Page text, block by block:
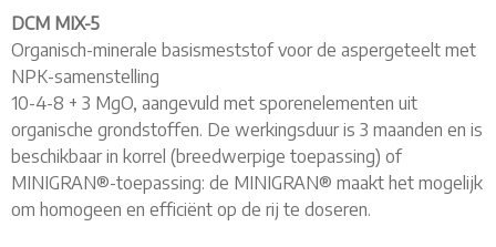
DCM MIX-5
Organisch-minerale basismeststof voor de aspergeteelt met
NPK-samenstelling
10-4-8 + 3 MgO, aangevuld met sporenelementen uit
organische grondstoffen. De werkingsduur is 3 maanden en is
beschikbaar in korrel (breedwerpige toepassing) of
MINIGRAN®-toepassing: de MINIGRAN® maakt het mogelijk
om homogeen en efficiënt op de rij te doseren.